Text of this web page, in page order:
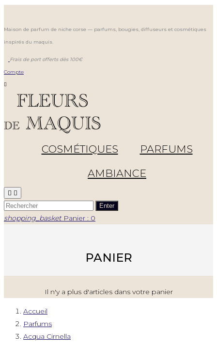
Maison de parfum de niche corse — parfums, bougies, diffuseurs et cosmétiques
inspirés du maquis.
Frais de port offerts dès 100€
Compte

COSMÉTIQUES
PARFUMS
AMBIANCE
 
Enter
shopping_basket Panier : 0
PANIER
Il n'y a plus d'articles dans votre panier
Accueil
Parfums
Acqua Cirnella